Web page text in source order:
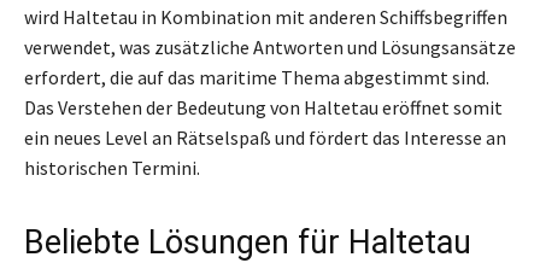
wird Haltetau in Kombination mit anderen Schiffsbegriffen
verwendet, was zusätzliche Antworten und Lösungsansätze
erfordert, die auf das maritime Thema abgestimmt sind.
Das Verstehen der Bedeutung von Haltetau eröffnet somit
ein neues Level an Rätselspaß und fördert das Interesse an
historischen Termini.
Beliebte Lösungen für Haltetau